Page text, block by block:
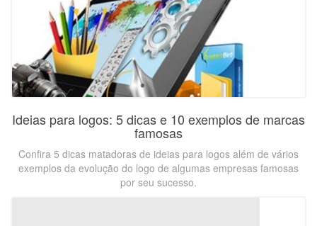
Ideias para logos: 5 dicas e 10 exemplos de marcas
famosas
Confira 5 dicas matadoras de ideias para logos além de vários
exemplos da evolução do logo de algumas empresas famosas
por seu sucesso.